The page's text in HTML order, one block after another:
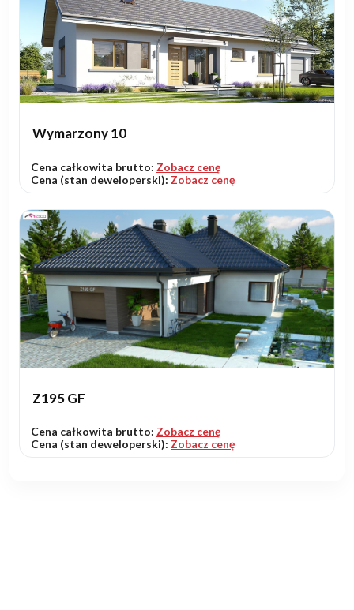
Wymarzony 10
Cena całkowita brutto: Zobacz cenę
Cena (stan deweloperski): Zobacz cenę
Z195 GF
Cena całkowita brutto: Zobacz cenę
Cena (stan deweloperski): Zobacz cenę